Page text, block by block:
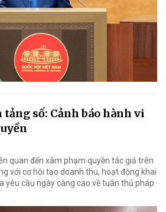
số: Cảnh báo hành vi
quan đến xâm phạm quyền tác giả trên
với cơ hội tạo doanh thu, hoạt động khai
yêu cầu ngày càng cao về tuân thủ pháp